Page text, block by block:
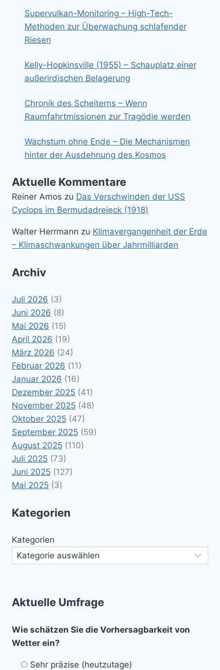
Supervulkan-Monitoring – High-Tech-
Methoden zur Überwachung schlafender
Riesen
Kelly-Hopkinsville (1955) – Schauplatz einer
außerirdischen Belagerung
Chronik des Scheiterns – Wenn
Raumfahrtmissionen zur Tragödie werden
Wachstum ohne Ende – Die Mechanismen
hinter der Ausdehnung des Kosmos
Aktuelle Kommentare
Reiner Amos zu Das Verschwinden der USS
Cyclops im Bermudadreieck (1918)
Walter Herrmann zu Klimavergangenheit der Erde
– Klimaschwankungen über Jahrmilliarden
Archiv
Juli 2026 (3)
Juni 2026 (8)
Mai 2026 (15)
April 2026 (19)
März 2026 (24)
Februar 2026 (11)
Januar 2026 (16)
Dezember 2025 (41)
November 2025 (48)
Oktober 2025 (47)
September 2025 (59)
August 2025 (110)
Juli 2025 (73)
Juni 2025 (127)
Mai 2025 (3)
Kategorien
Kategorien
Aktuelle Umfrage
Wie schätzen Sie die Vorhersagbarkeit von
Wetter ein?
Sehr präzise (heutzutage)